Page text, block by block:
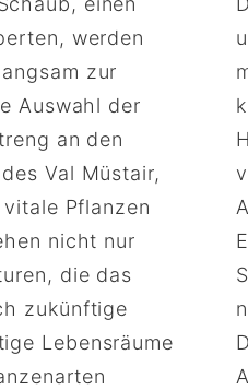
werden
zur
Auswahl der
an den
Val Müstair,
Pflanzen
nicht nur
die das
zukünftige
Lebensräume